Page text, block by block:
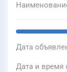
Дата
Дата и время